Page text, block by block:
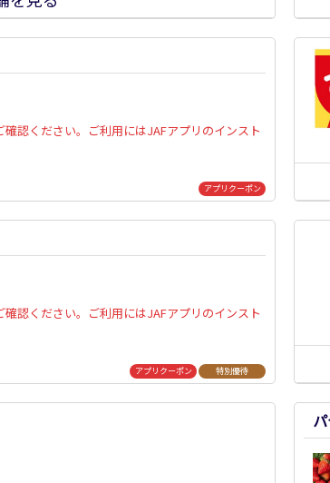
確認ください。ご利用にはJAFアプリのインスト
アプリクーポン
確認ください。ご利用にはJAFアプリのインスト
アプリクーポン 特別優待